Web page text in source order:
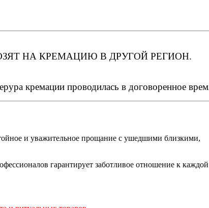
НА КРЕМАЦИЮ В ДРУГОЙ РЕГИОН.
кремации проводилась в договоренное
и уважительное прощание с ушедшими близкими,
гарантирует заботливое отношение к каждой